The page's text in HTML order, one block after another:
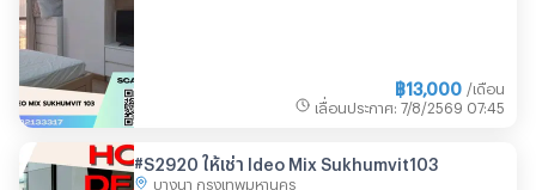
฿13,000 /เดือน
เลื่อนประกาศ : 7/8/2569 07:45
#S2920 ให้เช่า Ideo Mix Sukhumvit103
บางนา กรุงเทพมหานคร